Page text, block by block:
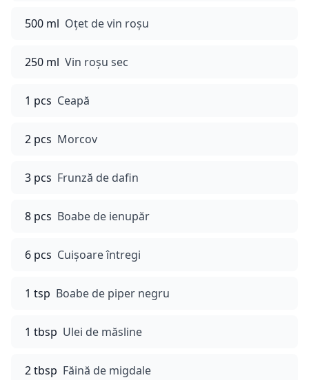
500 ml Oțet de vin roșu
250 ml Vin roșu sec
1 pcs Ceapă
2 pcs Morcov
3 pcs Frunză de dafin
8 pcs Boabe de ienupăr
6 pcs Cuișoare întregi
1 tsp Boabe de piper negru
1 tbsp Ulei de măsline
2 tbsp Făină de migdale